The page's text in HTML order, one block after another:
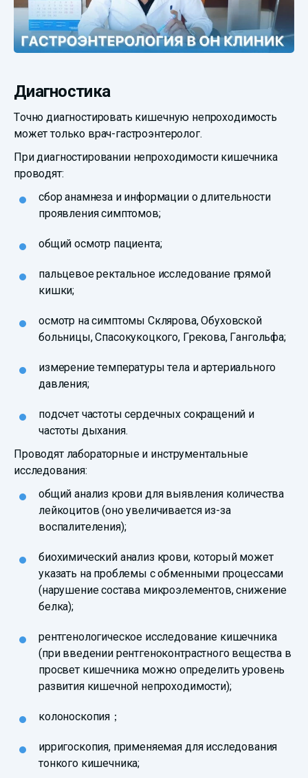
Диагностика
Точно диагностировать кишечную непроходимость
может только врач-гастроэнтеролог.
При диагностировании непроходимости кишечника
проводят:
сбор анамнеза и информации о длительности
проявления симптомов;
общий осмотр пациента;
пальцевое ректальное исследование прямой
кишки;
осмотр на симптомы Склярова, Обуховской
больницы, Спасокукоцкого, Грекова, Гангольфа;
измерение температуры тела и артериального
давления;
подсчет частоты сердечных сокращений и
частоты дыхания.
Проводят лабораторные и инструментальные
исследования:
общий анализ крови для выявления количества
лейкоцитов (оно увеличивается из-за
воспалителения);
биохимический анализ крови, который может
указать на проблемы с обменными процессами
(нарушение состава микроэлементов, снижение
белка);
рентгенологическое исследование кишечника
(при введении рентгеноконтрастного вещества в
просвет кишечника можно определить уровень
развития кишечной непроходимости);
колоноскопия；
ирригоскопия, применяемая для исследования
тонкого кишечника;